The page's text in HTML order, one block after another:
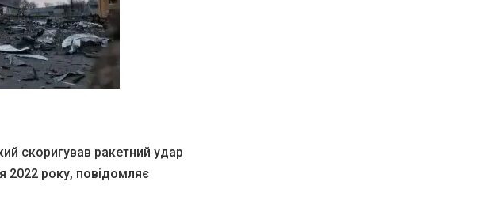
скоригував ракетний удар
2022 року, повідомляє